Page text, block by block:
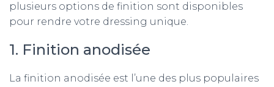
plusieurs options de finition sont disponibles
pour rendre votre dressing unique.
1. Finition anodisée
La finition anodisée est l’une des plus populaires